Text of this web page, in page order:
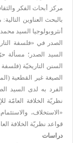
مركز أبحاث الفكر
بالبحث العناوين
أنثروبولوجيا السيد
الصدر في «فلسفة
السيد الصدر؛ مسألة
الصيغة غير القطعية
الفرد به لدى السيد
نظريّة الخلافة العامّة
«الاستخلاف،
قواعد نظريّة الخلافة
دراسات